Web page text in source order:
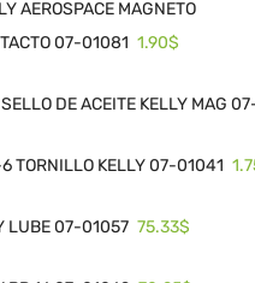
AEROSPACE MAGNETO
07-01081 1.90$
DE ACEITE KELLY MAG
KELLY 07-01041
LUBE 07-01057 75.33$